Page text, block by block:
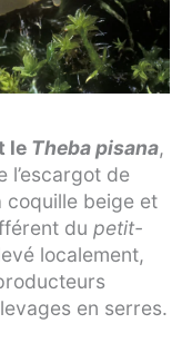
le Theba pisana,
l’escargot de
coquille beige et
du petit-
localement,
en serres.